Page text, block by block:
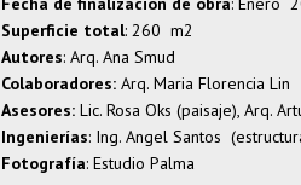
Superficie total: 260 m2
Autores: Arq. Ana Smud
Colaboradores: Arq. Maria Florencia Lin
Asesores: Lic. Rosa Oks (paisaje), Arq.
Ingenierías: Ing. Angel Santos
Fotografía: Estudio Palma